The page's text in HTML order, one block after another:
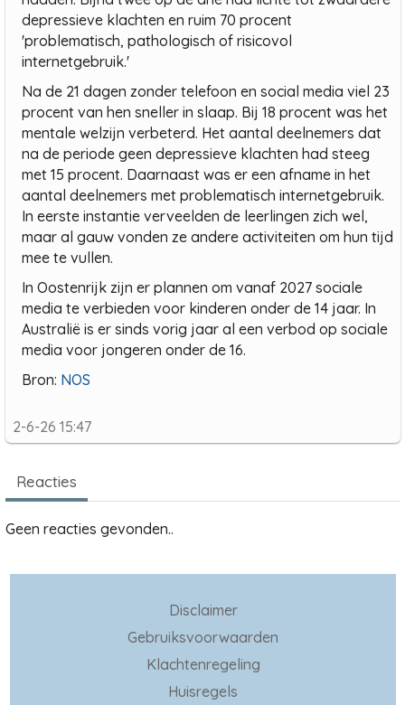
depressieve klachten en ruim 70 procent
'problematisch, pathologisch of risicovol
internetgebruik.'
Na de 21 dagen zonder telefoon en social media viel 23
procent van hen sneller in slaap. Bij 18 procent was het
mentale welzijn verbeterd. Het aantal deelnemers dat
na de periode geen depressieve klachten had steeg
met 15 procent. Daarnaast was er een afname in het
aantal deelnemers met problematisch internetgebruik.
In eerste instantie verveelden de leerlingen zich wel,
maar al gauw vonden ze andere activiteiten om hun tijd
mee te vullen.
In Oostenrijk zijn er plannen om vanaf 2027 sociale
media te verbieden voor kinderen onder de 14 jaar. In
Australië is er sinds vorig jaar al een verbod op sociale
media voor jongeren onder de 16.
Bron: NOS
2-6-26 15:47
Reacties
Geen reacties gevonden..
Disclaimer
Gebruiksvoorwaarden
Klachtenregeling
Huisregels